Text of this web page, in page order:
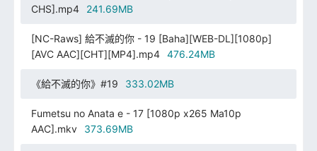
CHS].mp4
241.69MB
[NC-Raws] 給不滅的你 - 19 [Baha][WEB-DL][1080p]
[AVC AAC][CHT][MP4].mp4
476.24MB
《給不滅的你》#19 333.02MB
Fumetsu no Anata e - 17 [1080p x265 Ma10p
AAC].mkv
373.69MB